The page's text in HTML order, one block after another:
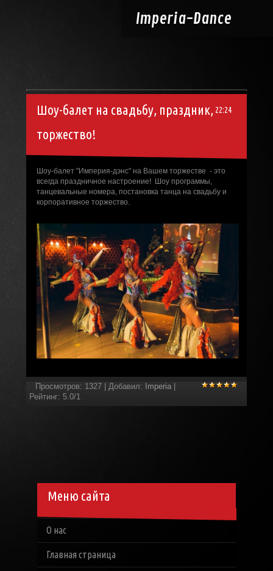
Imperia-Dance
22:24
Шоу-балет на свадьбу, праздник,
торжество!
Шоу-балет "Империя-дэнс" на Вашем торжестве - это
всегда праздничное настроение! Шоу программы,
танцевальные номера, постановка танца на свадьбу и
корпоративное торжество.
Просмотров: 1327| Добавил: Imperia
Рейтинг: 5.0/1
Меню сайта
О нас
Главная страница